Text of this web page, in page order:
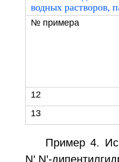
№ примера
12
13
Пример 4.
N',N'-